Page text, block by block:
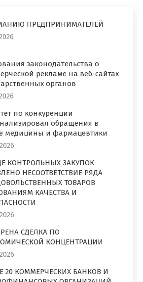
ПРЕДПРИНИМАТЕЛЕЙ
законодательства о
рекламе на веб-сайтах
органов
по конкуренции
обращения в
медицины и фармацевтики
КОНТРОЛЬНЫХ ЗАКУПОК
НЕСООТВЕТСТВИЕ РЯДА
ТОВАРОВ
КАЧЕСТВА И
СДЕЛКА ПО
КОНЦЕНТРАЦИИ
20 КОММЕРЧЕСКИХ БАНКОВ И